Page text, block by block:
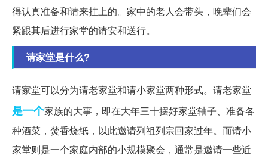
得认真准备和请来挂上的。家中的老人会带头，晚辈们会
紧跟其后进行家堂的请安和送行。
请家堂是什么?
请家堂可以分为请老家堂和请小家堂两种形式。请老家堂
是一个家族的大事，即在大年三十摆好家堂轴子、准备各
种酒菜，焚香烧纸，以此邀请列祖列宗回家过年。而请小
家堂则是一个家庭内部的小规模聚会，通常是邀请一些近